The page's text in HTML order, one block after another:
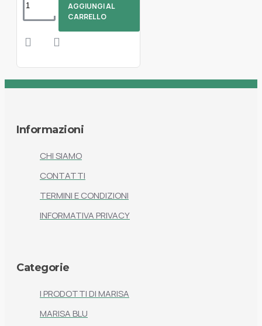
AGGIUNGI AL
CARRELLO
Informazioni
CHI SIAMO
CONTATTI
TERMINI E CONDIZIONI
INFORMATIVA PRIVACY
Categorie
I PRODOTTI DI MARISA
MARISA BLU